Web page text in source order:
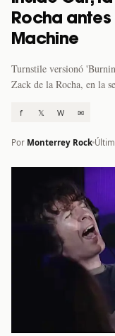
Rocha
Machine
Turnstile versionó
Zack de la Rocha, en la
f 𝕏 W ✉
Por Monterrey Rock